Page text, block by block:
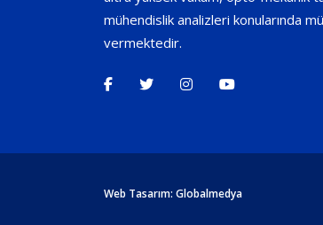
mühendislik analizleri konularında
vermektedir.
Web Tasarım: Globalmedya